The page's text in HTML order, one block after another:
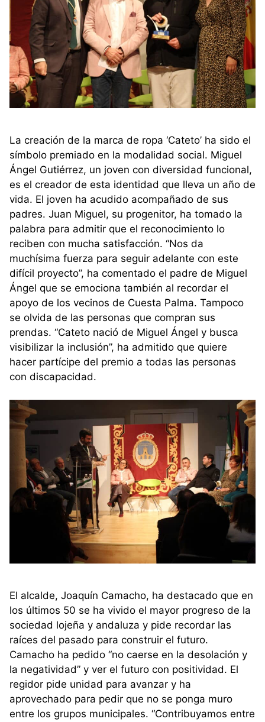
La creación de la marca de ropa ‘Cateto’ ha sido el
símbolo premiado en la modalidad social. Miguel
Ángel Gutiérrez, un joven con diversidad funcional,
es el creador de esta identidad que lleva un año de
vida. El joven ha acudido acompañado de sus
padres. Juan Miguel, su progenitor, ha tomado la
palabra para admitir que el reconocimiento lo
reciben con mucha satisfacción. “Nos da
muchísima fuerza para seguir adelante con este
difícil proyecto”, ha comentado el padre de Miguel
Ángel que se emociona también al recordar el
apoyo de los vecinos de Cuesta Palma. Tampoco
se olvida de las personas que compran sus
prendas. “Cateto nació de Miguel Ángel y busca
visibilizar la inclusión”, ha admitido que quiere
hacer partícipe del premio a todas las personas
con discapacidad.
El alcalde, Joaquín Camacho, ha destacado que en
los últimos 50 se ha vivido el mayor progreso de la
sociedad lojeña y andaluza y pide recordar las
raíces del pasado para construir el futuro.
Camacho ha pedido “no caerse en la desolación y
la negatividad” y ver el futuro con positividad. El
regidor pide unidad para avanzar y ha
aprovechado para pedir que no se ponga muro
entre los grupos municipales. “Contribuyamos entre